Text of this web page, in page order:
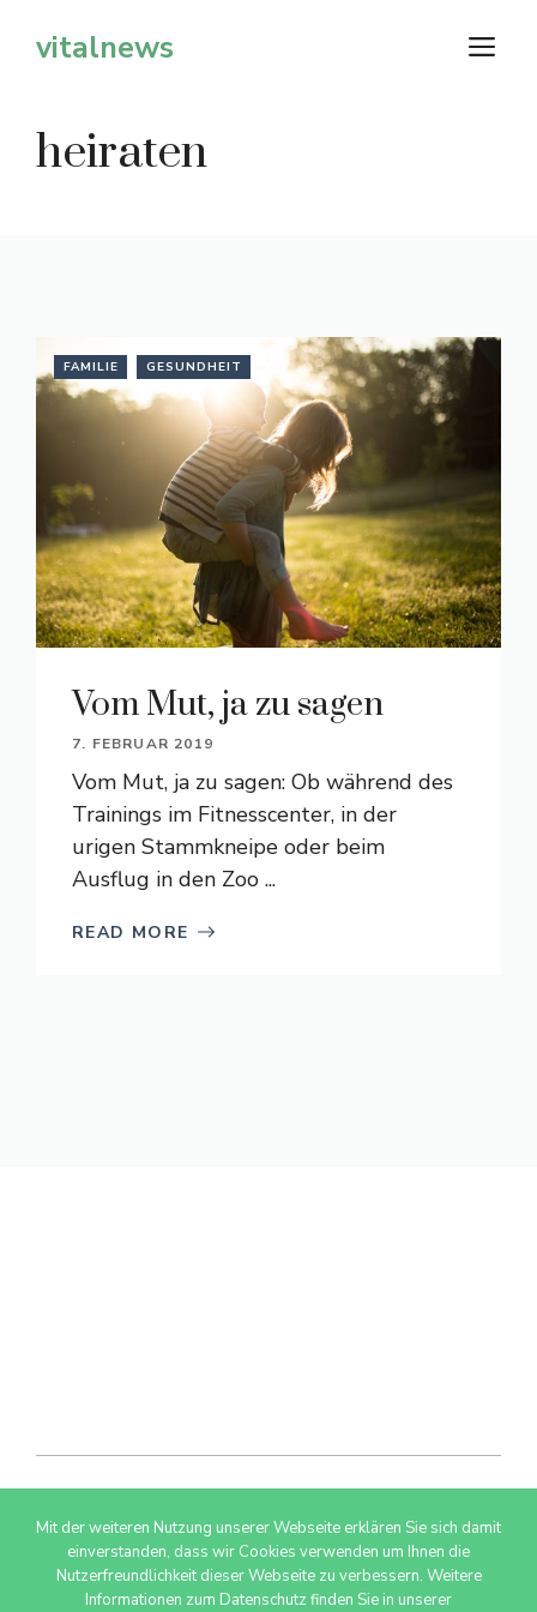
Inhaltvitalnews
heiraten
FAMILIE GESUNDHEIT
Vom Mut, ja zu sagen
7. FEBRUAR 2019
Vom Mut, ja zu sagen: Ob während des
Trainings im Fitnesscenter, in der
urigen Stammkneipe oder beim
Ausflug in den Zoo ...
READ MORE
© 2026 AdSimple GmbH
Mit der weiteren Nutzung unserer Webseite erklären Sie sich damit
einverstanden, dass wir Cookies verwenden um Ihnen die
Nutzerfreundlichkeit dieser Webseite zu verbessern. Weitere
Informationen zum Datenschutz finden Sie in unserer